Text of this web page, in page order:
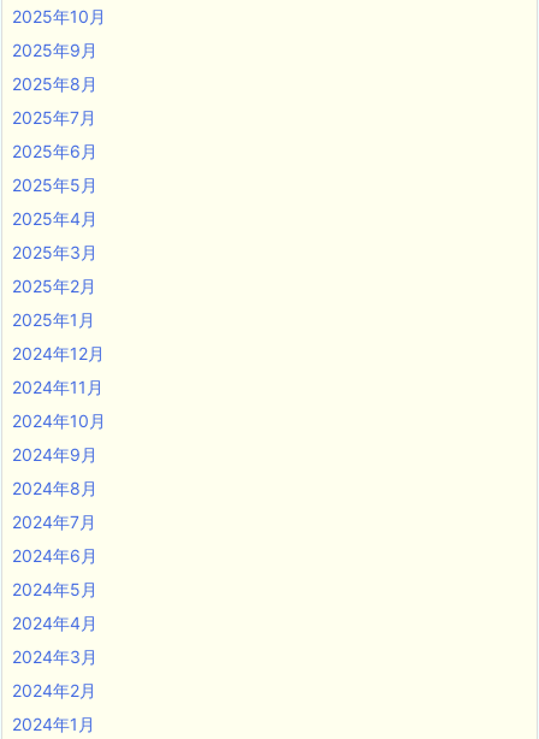
2025年10月
2025年9月
2025年8月
2025年7月
2025年6月
2025年5月
2025年4月
2025年3月
2025年2月
2025年1月
2024年12月
2024年11月
2024年10月
2024年9月
2024年8月
2024年7月
2024年6月
2024年5月
2024年4月
2024年3月
2024年2月
2024年1月